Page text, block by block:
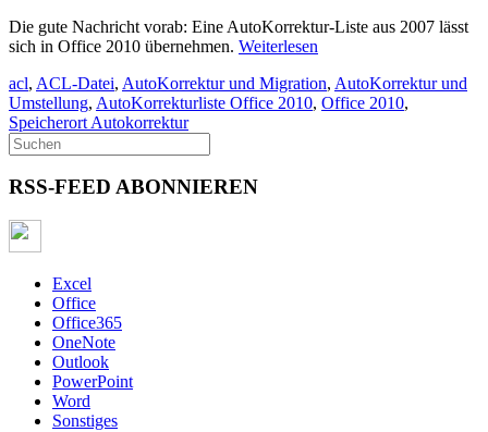
Die gute Nachricht vorab: Eine AutoKorrektur-Liste aus 2007 lässt
sich in Office 2010 übernehmen. Weiterlesen
acl, ACL-Datei, AutoKorrektur und Migration, AutoKorrektur und
Umstellung, AutoKorrekturliste Office 2010, Office 2010,
Speicherort Autokorrektur
RSS-FEED ABONNIEREN
Excel
Office
Office365
OneNote
Outlook
PowerPoint
Word
Sonstiges